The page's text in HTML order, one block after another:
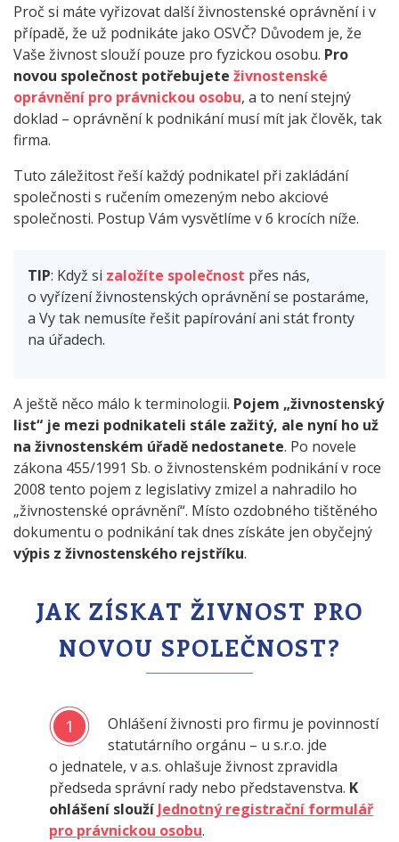
Proč si máte vyřizovat další živnostenské oprávnění i v
případě, že už podnikáte jako OSVČ? Důvodem je, že
Vaše živnost slouží pouze pro fyzickou osobu. Pro
novou společnost potřebujete živnostenské
oprávnění pro právnickou osobu, a to není stejný
doklad – oprávnění k podnikání musí mít jak člověk, tak
firma.
Tuto záležitost řeší každý podnikatel při zakládání
společnosti s ručením omezeným nebo akciové
společnosti. Postup Vám vysvětlíme v 6 krocích níže.
TIP: Když si založíte společnost přes nás,
o vyřízení živnostenských oprávnění se postaráme,
a Vy tak nemusíte řešit papírování ani stát fronty
na úřadech.
A ještě něco málo k terminologii. Pojem „živnostenský
list“ je mezi podnikateli stále zažitý, ale nyní ho už
na živnostenském úřadě nedostanete. Po novele
zákona 455/1991 Sb. o živnostenském podnikání v roce
2008 tento pojem z legislativy zmizel a nahradilo ho
„živnostenské oprávnění“. Místo ozdobného tištěného
dokumentu o podnikání tak dnes získáte jen obyčejný
výpis z živnostenského rejstříku.
JAK ZÍSKAT ŽIVNOST PRO
NOVOU SPOLEČNOST?
1
Ohlášení živnosti pro firmu je povinností
statutárního orgánu – u s.r.o. jde
o jednatele, v a.s. ohlašuje živnost zpravidla
předseda správní rady nebo představenstva. K
ohlášení slouží Jednotný registrační formulář
pro právnickou osobu.